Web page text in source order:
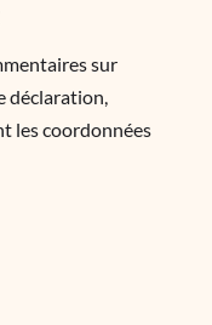
sur
déclaration,
les coordonnées